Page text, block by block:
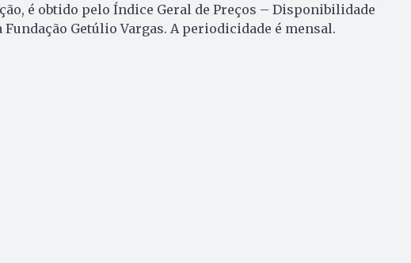
é obtido pelo Índice Geral de Preços – Disponibilidade
Fundação Getúlio Vargas. A periodicidade é mensal.